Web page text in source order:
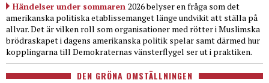
Händelser under sommaren 2026 belyser en fråga som det
amerikanska politiska etablissemanget länge undvikit att ställa på
allvar. Det är vilken roll som organisationer med rötter i Muslimska
brödraskapet i dagens amerikanska politik spelar samt därmed hur
kopplingarna till Demokraternas vänsterflygel ser ut i praktiken.
DEN GRÖNA OMSTÄLLNINGEN